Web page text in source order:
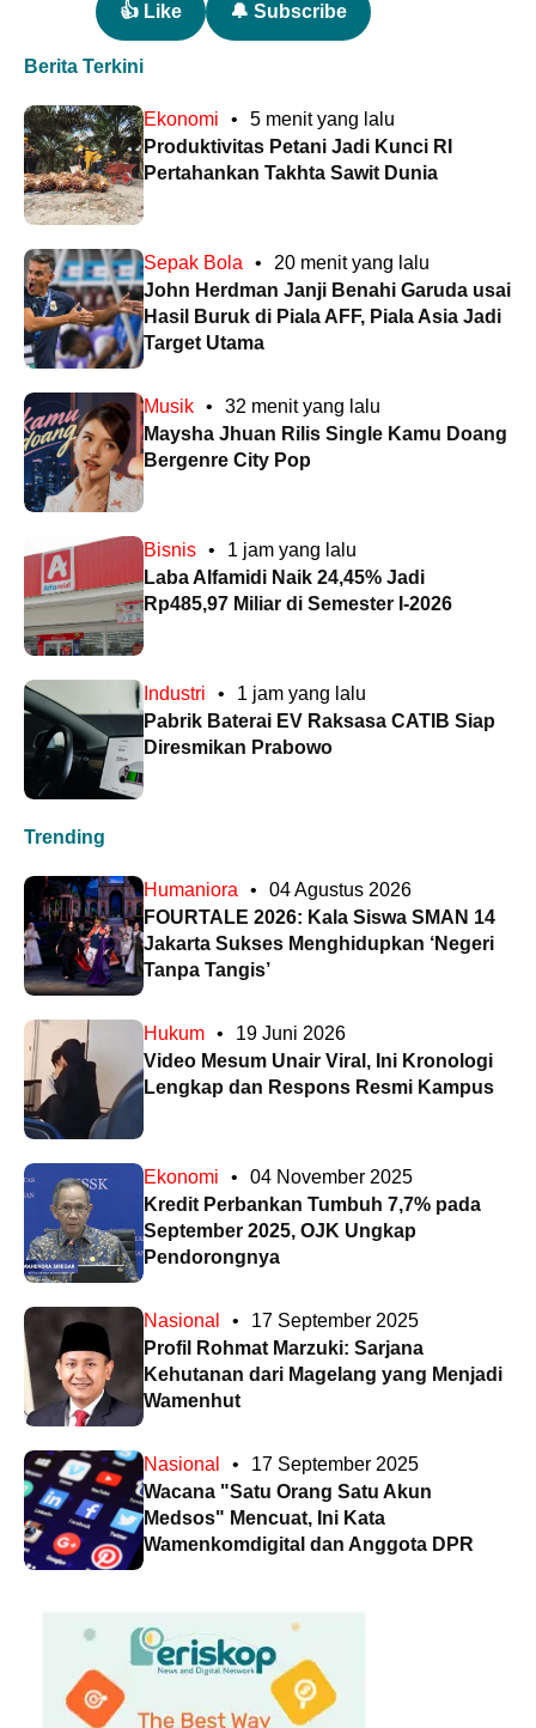
👍 Like 🔔 Subscribe
Berita Terkini
Ekonomi •
5 menit yang lalu
Produktivitas Petani Jadi Kunci RI
Pertahankan Takhta Sawit Dunia
Sepak Bola •
20 menit yang lalu
John Herdman Janji Benahi Garuda usai
Hasil Buruk di Piala AFF, Piala Asia Jadi
Target Utama
Musik •
32 menit yang lalu
Maysha Jhuan Rilis Single Kamu Doang
Bergenre City Pop
Bisnis •
1 jam yang lalu
Laba Alfamidi Naik 24,45% Jadi
Rp485,97 Miliar di Semester I-2026
Industri •
1 jam yang lalu
Pabrik Baterai EV Raksasa CATIB Siap
Diresmikan Prabowo
Trending
Humaniora •
04 Agustus 2026
FOURTALE 2026: Kala Siswa SMAN 14
Jakarta Sukses Menghidupkan ‘Negeri
Tanpa Tangis’
Hukum •
19 Juni 2026
Video Mesum Unair Viral, Ini Kronologi
Lengkap dan Respons Resmi Kampus
Ekonomi •
04 November 2025
Kredit Perbankan Tumbuh 7,7% pada
September 2025, OJK Ungkap
Pendorongnya
Nasional •
17 September 2025
Profil Rohmat Marzuki: Sarjana
Kehutanan dari Magelang yang Menjadi
Wamenhut
Nasional •
17 September 2025
Wacana "Satu Orang Satu Akun
Medsos" Mencuat, Ini Kata
Wamenkomdigital dan Anggota DPR